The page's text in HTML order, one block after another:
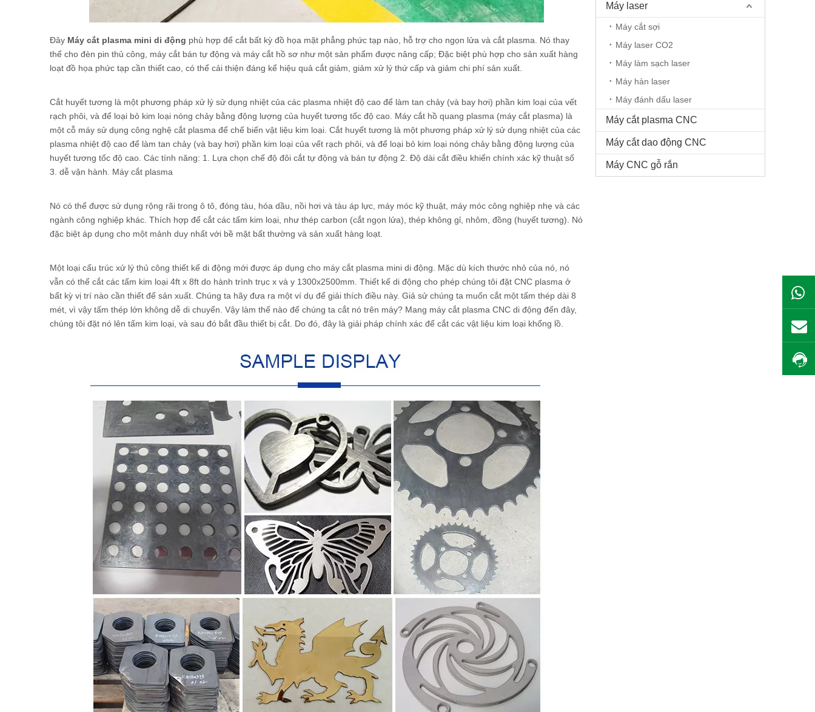
Đây Máy cắt plasma mini di động phù hợp để cắt bất kỳ đồ họa mặt phẳng phức tạp nào, hỗ trợ cho ngọn lửa và cắt plasma. Nó thay
thế cho đèn pin thủ công, máy cắt bán tự động và máy cắt hồ sơ như một sản phẩm được nâng cấp; Đặc biệt phù hợp cho sản xuất hàng
loạt đồ họa phức tạp cần thiết cao, có thể cải thiện đáng kể hiệu quả cắt giảm, giảm xử lý thứ cấp và giảm chi phí sản xuất.
Cắt huyết tương là một phương pháp xử lý sử dụng nhiệt của các plasma nhiệt độ cao để làm tan chảy (và bay hơi) phần kim loại của vết
rạch phôi, và để loại bỏ kim loại nóng chảy bằng động lượng của huyết tương tốc độ cao. Máy cắt hồ quang plasma (máy cắt plasma) là
một cỗ máy sử dụng công nghệ cắt plasma để chế biến vật liệu kim loại. Cắt huyết tương là một phương pháp xử lý sử dụng nhiệt của các
plasma nhiệt độ cao để làm tan chảy (và bay hơi) phần kim loại của vết rạch phôi, và để loại bỏ kim loại nóng chảy bằng động lượng của
huyết tương tốc độ cao. Các tính năng: 1. Lựa chọn chế độ đôi cắt tự động và bán tự động 2. Độ dài cắt điều khiển chính xác kỹ thuật số
3. dễ vận hành. Máy cắt plasma
Nó có thể được sử dụng rộng rãi trong ô tô, đóng tàu, hóa dầu, nồi hơi và tàu áp lực, máy móc kỹ thuật, máy móc công nghiệp nhẹ và các
ngành công nghiệp khác. Thích hợp để cắt các tấm kim loại, như thép carbon (cắt ngọn lửa), thép không gỉ, nhôm, đồng (huyết tương). Nó
đặc biệt áp dụng cho một mảnh duy nhất với bề mặt bất thường và sản xuất hàng loạt.
Một loại cấu trúc xử lý thủ công thiết kế di động mới được áp dụng cho máy cắt plasma mini di động. Mặc dù kích thước nhỏ của nó, nó
vẫn có thể cắt các tấm kim loại 4ft x 8ft do hành trình trục x và y 1300x2500mm. Thiết kế di động cho phép chúng tôi đặt CNC plasma ở
bất kỳ vị trí nào cần thiết để sản xuất. Chúng ta hãy đưa ra một ví dụ để giải thích điều này. Giả sử chúng ta muốn cắt một tấm thép dài 8
mét, vì vậy tấm thép lớn không dễ di chuyển. Vậy làm thế nào để chúng ta cắt nó trên máy? Mang máy cắt plasma CNC di động đến đây,
chúng tôi đặt nó lên tấm kim loại, và sau đó bắt đầu thiết bị cắt. Do đó, đây là giải pháp chính xác để cắt các vật liệu kim loại khổng lồ.
Máy laser
Máy cắt sợi
Máy laser CO2
Máy làm sạch laser
Máy hàn laser
Máy đánh dấu laser
Máy cắt plasma CNC
Máy cắt dao động CNC
Máy CNC gỗ rắn